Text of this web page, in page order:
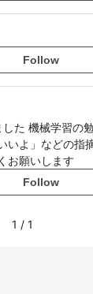
Follow
た 機械学習の
いよ」などの指
お願いします
Follow
1 / 1